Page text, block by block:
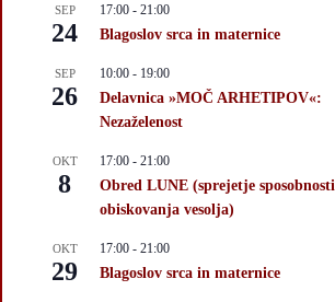
SEP
24
17:00 - 21:00
Blagoslov srca in maternice
SEP
26
10:00 - 19:00
Delavnica »MOČ ARHETIPOV«:
Nezaželenost
OKT
8
17:00 - 21:00
Obred LUNE (sprejetje sposobnosti
obiskovanja vesolja)
OKT
29
17:00 - 21:00
Blagoslov srca in maternice